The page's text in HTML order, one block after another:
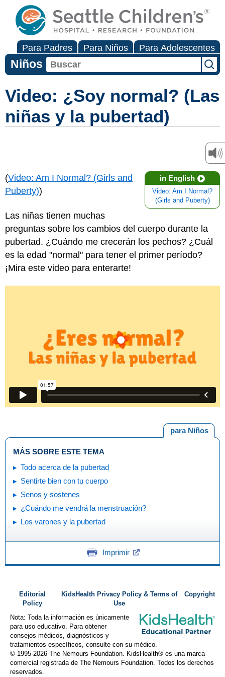
Para Padres Para Niños Para Adolescentes
Niños
Video: ¿Soy normal? (Las
niñas y la pubertad)
in English
Video: Am I Normal?
(Girls and Puberty)
(Video: Am I Normal? (Girls and
Puberty))
Las niñas tienen muchas
preguntas sobre los cambios del cuerpo durante la
pubertad. ¿Cuándo me crecerán los pechos? ¿Cuál
es la edad "normal" para tener el primer período?
¡Mira este video para enterarte!
para Niños
MÁS SOBRE ESTE TEMA
Todo acerca de la pubertad
Sentirte bien con tu cuerpo
Senos y sostenes
¿Cuándo me vendrá la menstruación?
Los varones y la pubertad
Imprimir
Editorial
Policy
KidsHealth Privacy Policy & Terms of
Use
Copyright
Nota: Toda la información es únicamente
para uso educativo. Para obtener
consejos médicos, diagnósticos y
tratamientos específicos, consulte con su médico.
© 1995-2026 The Nemours Foundation. KidsHealth® es una marca
comercial registrada de The Nemours Foundation. Todos los derechos
reservados.